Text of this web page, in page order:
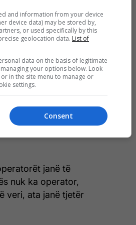
të energjisë”, deklaroi
që ka
Për këtë ai kërkoi
që operojnë
Kosovës, vetëm në
janë të
nuk ka operator,
veri, ata janë tjetër
and information from your device
device data) may be stored by,
or used specifically by this
geolocation data. List of
data on the basis of legitimate
your options below. Look
in the site menu to manage or
settings.
Consent